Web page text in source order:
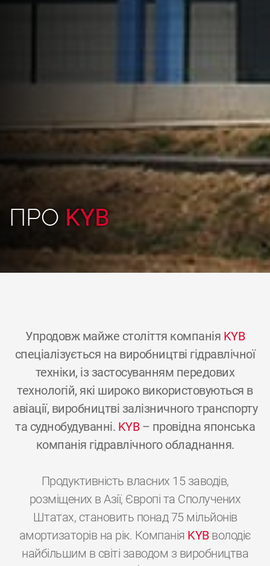
ПРО KYB
Упродовж майже століття компанія KYB
спеціалізується на виробництві гідравлічної
техніки, із застосуванням передових
технологій, які широко використовуються в
авіації, виробництві залізничного транспорту
та суднобудуванні. KYB– провідна японська
компанія гідравлічного обладнання.
Продуктивність власних 15 заводів,
розміщених в Азії, Європі та Сполучених
Штатах, становить понад 75 мільйонів
амортизаторів на рік. Компанія KYBволодіє
найбільшим в світі заводом з виробництва